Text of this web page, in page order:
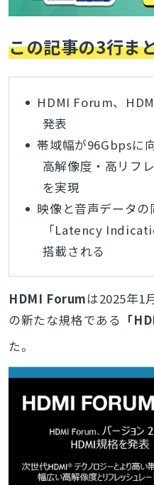
この記事の3行ま
HDMI Forum、
発表
帯域幅が96Gbpsに
高解像度・高リフ
を実現
映像と音声データ
「Latency
搭載される
HDMI Forumは2025年1
の新たな規格である 「
た。